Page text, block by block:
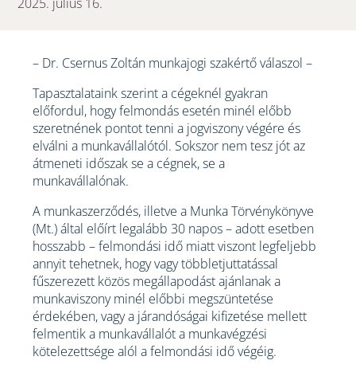
– Dr. Csernus Zoltán munkajogi szakértő válaszol –
Tapasztalataink szerint a cégeknél gyakran
előfordul, hogy felmondás esetén minél előbb
szeretnének pontot tenni a jogviszony végére és
elválni a munkavállalótól. Sokszor nem tesz jót az
átmeneti időszak se a cégnek, se a
munkavállalónak.
A munkaszerződés, illetve a Munka Törvénykönyve
(Mt.) által előírt legalább 30 napos – adott esetben
hosszabb – felmondási idő miatt viszont legfeljebb
annyit tehetnek, hogy vagy többletjuttatással
fűszerezett közös megállapodást ajánlanak a
munkaviszony minél előbbi megszüntetése
érdekében, vagy a járandóságai kifizetése mellett
felmentik a munkavállalót a munkavégzési
kötelezettsége alól a felmondási idő végéig.